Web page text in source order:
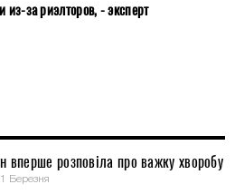
из-за риэлторов, - эксперт
вперше розповіла про важку хворобу
Березня